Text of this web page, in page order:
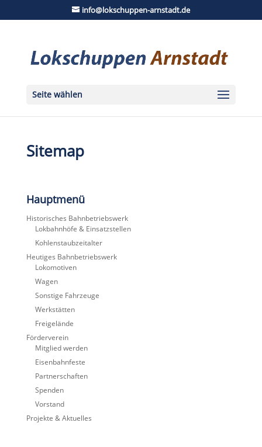
info@lokschuppen-arnstadt.de
Seite wählen
Sitemap
Hauptmenü
Historisches Bahnbetriebswerk
Lokbahnhöfe & Einsatzstellen
Kohlenstaubzeitalter
Heutiges Bahnbetriebswerk
Lokomotiven
Wagen
Sonstige Fahrzeuge
Werkstätten
Freigelände
Förderverein
Mitglied werden
Eisenbahnfeste
Partnerschaften
Spenden
Vorstand
Projekte & Aktuelles